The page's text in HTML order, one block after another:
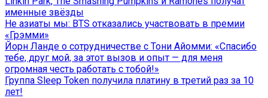
именные звёзды
Не азиаты мы: BTS отказались участвовать в премии
«Грэмми»
Йорн Ланде о сотрудничестве с Тони Айомми: «Спасибо
тебе, друг мой, за этот вызов и опыт — для меня
огромная честь работать с тобой!»
Группа Sleep Token получила платину в третий раз за 10
лет!